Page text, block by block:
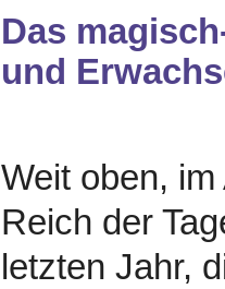
Das
und
Weit oben,
Reich der
letzten Jahr,